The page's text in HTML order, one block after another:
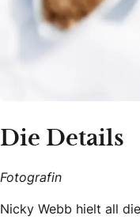
Die Details
Fotografin
Nicky Webb hielt all